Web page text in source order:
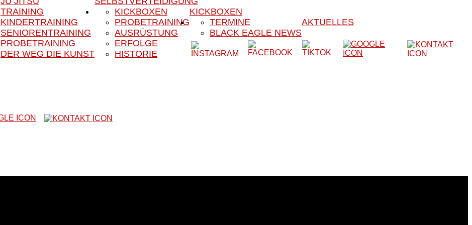
TRAINING
KINDERTRAINING
SENIORENTRAINING
PROBETRAINING
DER WEG DIE KUNST
KICKBOXEN
KICKBOXEN
PROBETRAINING
AUSRÜSTUNG
ERFOLGE
HISTORIE
AKTUELLES
TERMINE
BLACK EAGLE NEWS